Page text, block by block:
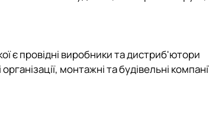
є провідні виробники та дистриб'ютори
монтажні та будівельні